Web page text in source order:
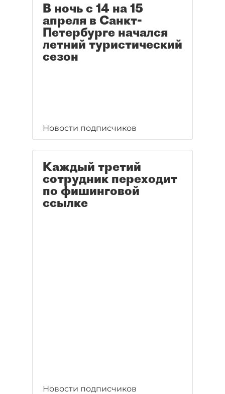
В ночь с 14 на 15
апреля в Санкт-
Петербурге начался
летний туристический
сезон
Новости подписчиков
Каждый третий
сотрудник переходит
по фишинговой
ссылке
Новости подписчиков